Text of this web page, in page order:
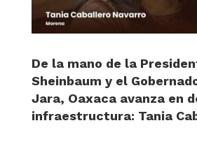
De la mano de la
Sheinbaum y el
Jara, Oaxaca avanza en
infraestructura: Tania